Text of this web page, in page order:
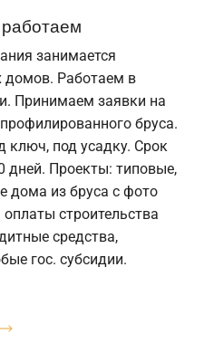
занимается
домов. Работаем в
Принимаем заявки на
бруса.
ключ, под усадку. Срок
дней. Проекты: типовые,
дома из бруса с фото
строительства
средства,
гос. субсидии.